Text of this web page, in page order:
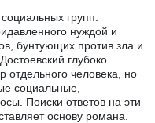
групп:
нуждой и
бунтующих против зла и
глубоко
отдельного человека, но
социальные,
Поиски ответов на эти
основу романа.